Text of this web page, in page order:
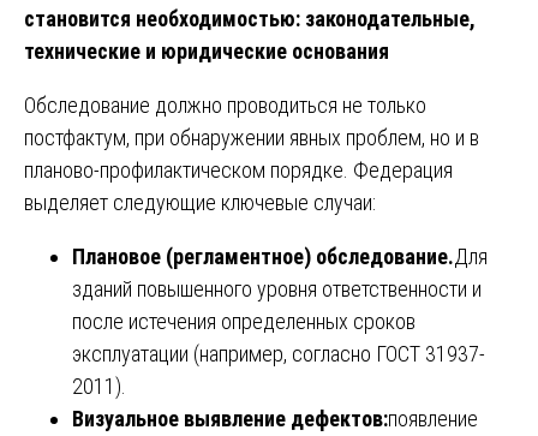
становится необходимостью: законодательные,
технические и юридические основания
Обследование должно проводиться не только
постфактум, при обнаружении явных проблем, но и в
планово-профилактическом порядке. Федерация
выделяет следующие ключевые случаи:
Плановое (регламентное) обследование.Для
зданий повышенного уровня ответственности и
после истечения определенных сроков
эксплуатации (например, согласно ГОСТ 31937-
2011).
Визуальное выявление дефектов:появление